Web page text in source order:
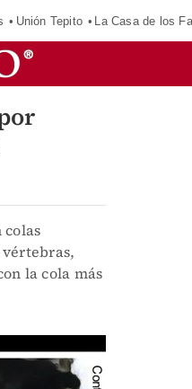
Unión Tepito La Casa de los
colas
la cola más